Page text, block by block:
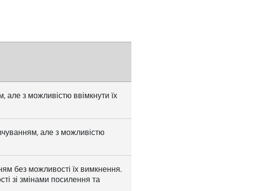
але з можливістю ввімкнути їх
але з можливістю
без можливості їх вимкнення.
зі змінами посилення та